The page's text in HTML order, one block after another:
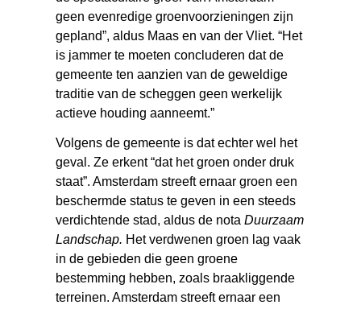
geen evenredige groenvoorzieningen zijn
gepland”, aldus Maas en van der Vliet. “Het
is jammer te moeten concluderen dat de
gemeente ten aanzien van de geweldige
traditie van de scheggen geen werkelijk
actieve houding aanneemt.”
Volgens de gemeente is dat echter wel het
geval. Ze erkent “dat het groen onder druk
staat”. Amsterdam streeft ernaar groen een
beschermde status te geven in een steeds
verdichtende stad, aldus de notaDuurzaam
Landschap. Het verdwenen groen lag vaak
in de gebieden die geen groene
bestemming hebben, zoals braakliggende
terreinen. Amsterdam streeft ernaar een